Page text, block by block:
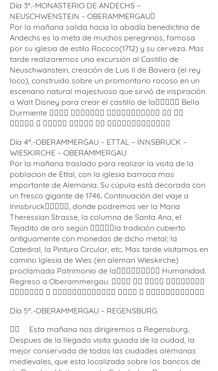
Día 3º.-MONASTERIO DE ANDECHS –
NEUSCHWENSTEIN – OBERAMMERGAU􏰲
Por la mañana salida hacia la abadía benedictina de
Andechs es la meta de muchos peregrinos, famosa
por su iglesia de estilo Rococo(1712) y su cerveza. Mas
tarde realizaremos una excursión al Castillo de
Neuschwanstein, creación de Luis II de Baviera (el rey
loco), construido sobre un promontorio rocoso en un
escenario natural majestuoso que sirvió de inspiración
a Walt Disney para crear el castillo de la􏰕􏰂􏰍􏰍􏰆 Bella
Durmiente 􏰏􏰂􏰍􏰆 􏰍􏰍􏰂􏰚􏰆􏰏􏰆 􏰋􏰀􏰃􏰄􏰆􏰍􏰆􏰊􏰋􏰌􏰀 􏰂􏰀 􏰃􏰁
􏰯􏰉􏰄􏰂􏰍 􏰙 􏰊􏰂􏰀􏰆􏰒 􏰢􏰉􏰊􏰯􏰂 􏰂􏰀 􏰥􏰕􏰂􏰅􏰆􏰎􏰎􏰂􏰅􏰚􏰆􏰁􏰒
Día 4º.-OBERAMMERGAU – ETTAL – INNSBRUCK –
WIESKIRCHE – OBERAMMERGAU
Por la mañana traslado para realizar la visita de la
poblacion de Ettal, con la iglesia barroca mas
importante de Alemania. Su cúpula está decorada con
un fresco gigante de 1746. Continuación del viaje a
Innsbruck􏰏􏰉􏰀􏰏􏰂, donde podremos ver la Maria
Theressian Strasse, la columna de Santa Ana, el
Tejadito de oro según 􏰃􏰂􏰚􏱀􏰀la tradición cubierto
antiguamente con monedas de dicho metal; la
Catedral, la Pintura Circular, etc. Mas tarde visitamos en
camino Iglesia de Wies (en aleman Wieskirche)
proclamada Patrimonio de la􏰽􏰁􏰎􏰆􏰀􏰋􏰏􏰆􏰏 Humanidad.
Regreso a Oberammergau. 􏰛􏰀􏰂􏰣 􏰍􏰆 􏰯􏰉􏰅􏰆 􏰆􏰊􏰉􏰅􏰏􏰆􏰏􏰆
􏰅􏰂􏰚􏰅􏰂􏰃􏰉 􏰆 􏰥􏰕􏰂􏰅􏰆􏰎􏰎􏰂􏰅􏰚􏰆􏰁􏰝 􏰊􏰂􏰀􏰆 􏰙 􏰆􏰍􏰉􏰑􏰆􏰎􏰋􏰂􏰀􏰄􏰉􏰒
Día 5º.-OBERAMMERGAU – REGENSBURG
􏰏􏰂 Esta mañana nos dirigiremos a Regensburg.
Despues de la llegada visita guiada de la ciudad, la
mejor conservada de todas las ciudades alemanas
medievales, que esta localizada sobre los bancos de